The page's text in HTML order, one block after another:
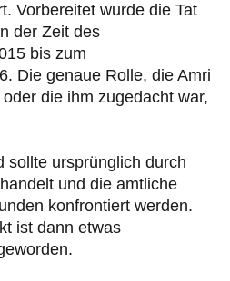
Vorbereitet wurde die Tat
der Zeit des
bis zum
Die genaue Rolle, die Amri
die ihm zugedacht war,
sollte ursprünglich durch
und die amtliche
konfrontiert werden.
ist dann etwas